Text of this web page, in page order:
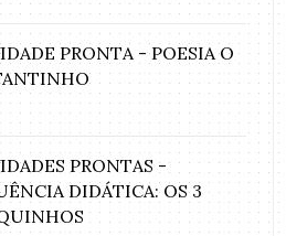
PRONTA - POESIA O
PRONTAS -
DIDÁTICA: OS 3